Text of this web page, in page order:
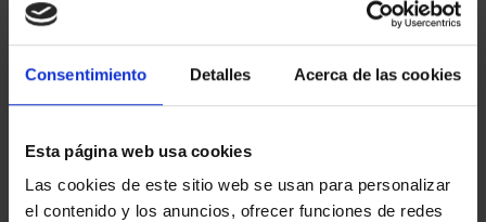
Consentimiento Detalles Acerca de las cookies
Esta página web usa cookies
Las cookies de este sitio web se usan para personalizar
el contenido y los anuncios, ofrecer funciones de redes
CIUDADES PATRIMONIO
- ALCALÁ DE HENARES
73,00 €
- ÁVILA
73,00 €